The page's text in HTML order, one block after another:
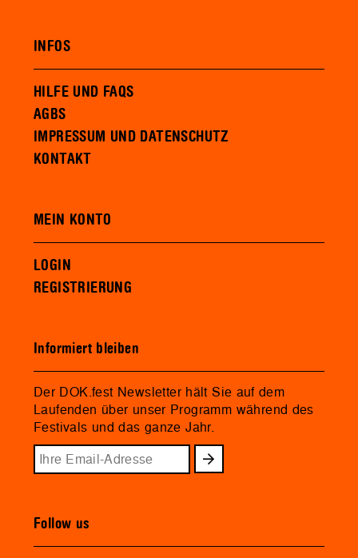
INFOS
HILFE UND FAQS
AGBS
IMPRESSUM UND DATENSCHUTZ
KONTAKT
MEIN KONTO
LOGIN
REGISTRIERUNG
Informiert bleiben
Der DOK.fest Newsletter hält Sie auf dem
Laufenden über unser Programm während des
Festivals und das ganze Jahr.
Follow us